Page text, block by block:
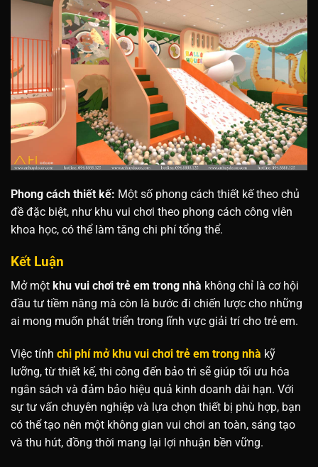
Phong cách thiết kế: Một số phong cách thiết kế theo chủ
đề đặc biệt, như khu vui chơi theo phong cách công viên
khoa học, có thể làm tăng chi phí tổng thể.
Kết Luận
Mở một khu vui chơi trẻ em trong nhà không chỉ là cơ hội
đầu tư tiềm năng mà còn là bước đi chiến lược cho những
ai mong muốn phát triển trong lĩnh vực giải trí cho trẻ em.
Việc tính chi phí mở khu vui chơi trẻ em trong nhà kỹ
lưỡng, từ thiết kế, thi công đến bảo trì sẽ giúp tối ưu hóa
ngân sách và đảm bảo hiệu quả kinh doanh dài hạn. Với
sự tư vấn chuyên nghiệp và lựa chọn thiết bị phù hợp, bạn
có thể tạo nên một không gian vui chơi an toàn, sáng tạo
và thu hút, đồng thời mang lại lợi nhuận bền vững.